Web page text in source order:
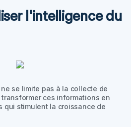
l'intelligence du
se limite pas à la collecte de
ces informations en
qui stimulent la croissance de